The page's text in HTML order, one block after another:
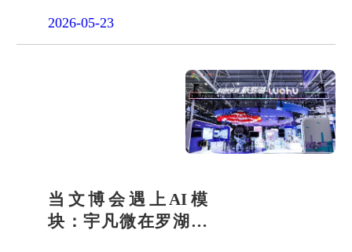
2026-05-23
当文博会遇上AI模
块：宇凡微在罗湖展